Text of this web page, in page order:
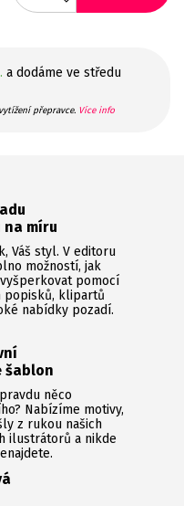
a dodáme ve středu
přepravce. Více info
na míru
Váš styl. V editoru
možností, jak
pomocí
popisků, klipartů
nabídky pozadí.
šablon
něco
Nabízíme motivy,
z rukou našich
ilustrátorů a nikde